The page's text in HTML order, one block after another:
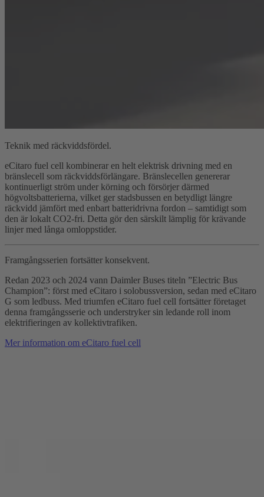
Teknik med räckviddsfördel.
eCitaro fuel cell kombinerar en helt elektrisk drivning med en
bränslecell som räckviddsförlängare. Bränslecellen genererar
kontinuerligt ström under körning och försörjer därmed
högvoltsbatterierna, vilket ger stadsbussen en betydligt längre
räckvidd jämfört med enbart batteridrivna fordon – samtidigt som
den är lokalt CO2-fri. Detta gör den särskilt lämplig för krävande
linjer med långa omloppstider.
Framgångsserien fortsätter konsekvent.
Redan 2023 och 2024 vann Daimler Buses titeln ”Electric Bus
Champion”: först med eCitaro i solobussversion, sedan med eCitaro
G som ledbuss. Med triumfen eCitaro fuel cell fortsätter företaget
denna framgångsserie och understryker sin ledande roll inom
elektrifieringen av kollektivtrafiken.
Mer information om eCitaro fuel cell